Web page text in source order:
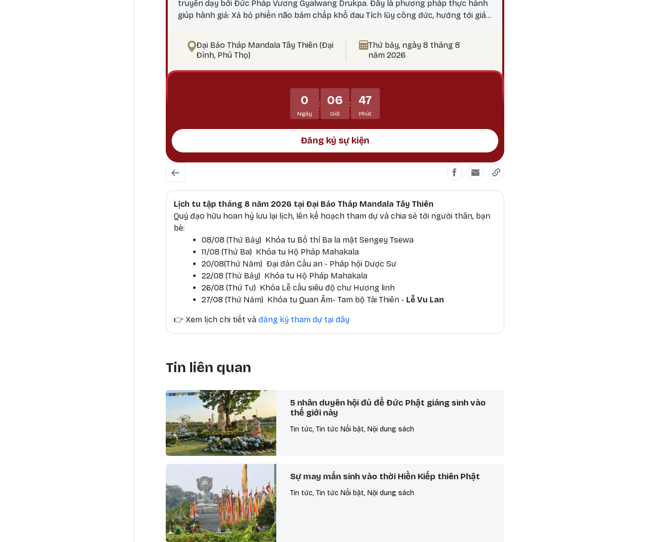
truyền dạy bởi Đức Pháp Vương Gyalwang Drukpa. Đây là phương pháp thực hành
giúp hành giả: Xả bỏ phiền não bám chấp khổ đau Tích lũy công đức, hướng tới giác
điểm công đức tu tập tăng trưởng mạnh mẽ, đặc biệt thích hợp để thực hành các
pháp tu Phật Bản Tôn Mẫu Tính.
Đại Bảo Tháp Mandala Tây Thiên (Đại
Đình, Phú Thọ)
Thứ bảy, ngày 8 tháng 8
năm 2026
0
Ngày
: 06
Giờ
: 47
Phút
Đăng ký sự kiện
Lịch tu tập tháng 8 năm 2026 tại Đại Bảo Tháp Mandala Tây Thiên
Quý đạo hữu hoan hỷ lưu lại lịch, lên kế hoạch tham dự và chia sẻ tới người thân, bạn
bè:
08/08 (Thứ Bảy) Khóa tu Bố thí Ba la mật Sengey Tsewa
11/08 (Thứ Ba) Khóa tu Hộ Pháp Mahakala
20/08(Thứ Năm) Đại đàn Cầu an - Pháp hội Dược Sư
22/08 (Thứ Bảy) Khóa tu Hộ Pháp Mahakala
26/08 (Thứ Tư) Khóa Lễ cầu siêu độ chư Hương linh
27/08 (Thứ Năm) Khóa tu Quan Âm- Tam bộ Tài Thiên - Lễ Vu Lan
👉 Xem lịch chi tiết và đăng ký tham dự tại đây
Tin liên quan
5 nhân duyên hội đủ để Đức Phật giáng sinh vào
thế giới này
Tin tức, Tin tức Nổi bật, Nội dung sách
Sự may mắn sinh vào thời Hiền Kiếp thiên Phật
Tin tức, Tin tức Nổi bật, Nội dung sách